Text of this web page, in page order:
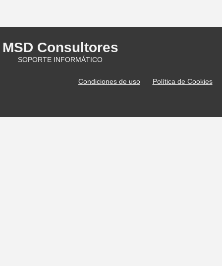
MSD Consultores
SOPORTE INFORMÁTICO
Política de Cookies
Condiciones de uso